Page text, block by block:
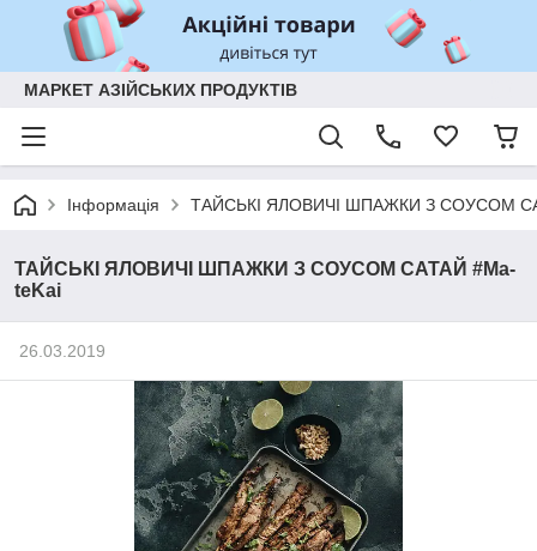
МАРКЕТ АЗІЙСЬКИХ ПРОДУКТІВ
Інформація ТАЙСЬКІ ЯЛОВИЧІ ШПАЖКИ З СОУСОМ
ТАЙСЬКІ ЯЛОВИЧІ ШПАЖКИ З СОУСОМ САТАЙ #Ma-
teKai
26.03.2019